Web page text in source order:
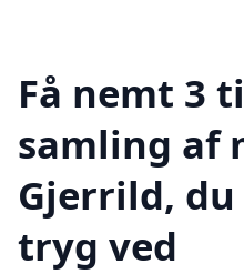
Få nemt 3
samling af
Gjerrild,
tryg ved